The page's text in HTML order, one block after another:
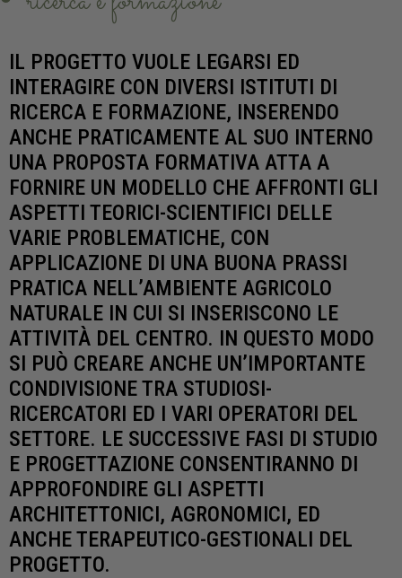
IL PROGETTO VUOLE LEGARSI ED
INTERAGIRE CON DIVERSI ISTITUTI DI
RICERCA E FORMAZIONE, INSERENDO
ANCHE PRATICAMENTE AL SUO INTERNO
UNA PROPOSTA FORMATIVA ATTA A
FORNIRE UN MODELLO CHE AFFRONTI GLI
ASPETTI TEORICI-SCIENTIFICI DELLE
VARIE PROBLEMATICHE, CON
APPLICAZIONE DI UNA BUONA PRASSI
PRATICA NELL’AMBIENTE AGRICOLO
NATURALE IN CUI SI INSERISCONO LE
ATTIVITÀ DEL CENTRO. IN QUESTO MODO
SI PUÒ CREARE ANCHE UN’IMPORTANTE
CONDIVISIONE TRA STUDIOSI-
RICERCATORI ED I VARI OPERATORI DEL
SETTORE. LE SUCCESSIVE FASI DI STUDIO
E PROGETTAZIONE CONSENTIRANNO DI
APPROFONDIRE GLI ASPETTI
ARCHITETTONICI, AGRONOMICI, ED
ANCHE TERAPEUTICO-GESTIONALI DEL
PROGETTO.